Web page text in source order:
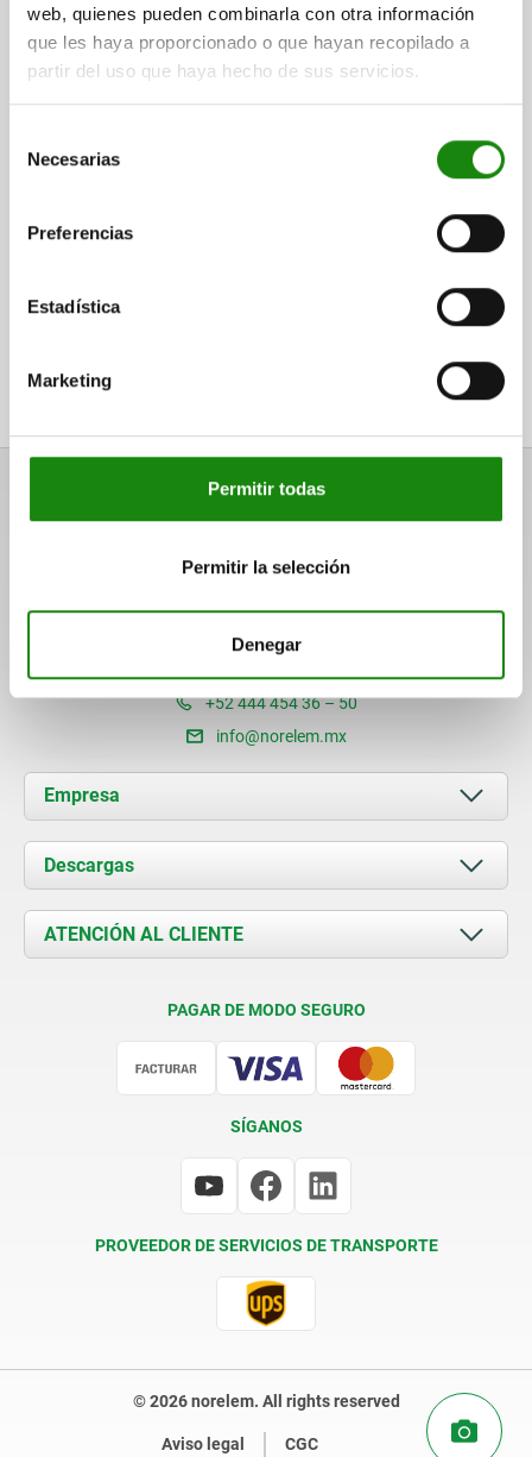
web, quienes pueden combinarla con otra información
que les haya proporcionado o que hayan recopilado a
partir del uso que haya hecho de sus servicios.
Necesarias
Preferencias
Estadística
Marketing
Permitir todas
Permitir la selección
Denegar
Sea el primero en recibir noticias sobre nuestros productos
norelem S. de R.L. de C.V.
+52 444 454 36 – 50
info@norelem.mx
Empresa
Acerca de nosotros
Novedades
Contacto
Descargas
Documents
ATENCIÓN AL CLIENTE
PAGAR DE MODO SEGURO
SÍGANOS
PROVEEDOR DE SERVICIOS DE TRANSPORTE
© 2026 norelem. All rights reserved
Aviso legal CGC